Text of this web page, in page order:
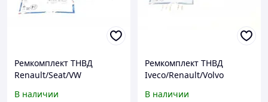
Ремкомплект ТНВД
Renault/Seat/VW
В наличии
Ремкомплект ТНВД
Iveco/Renault/Volvo
В наличии